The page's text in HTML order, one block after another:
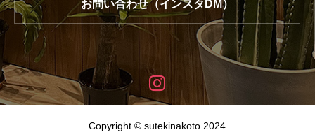
お問い合わせ（インスタDM）
Copyright © sutekinakoto 2024